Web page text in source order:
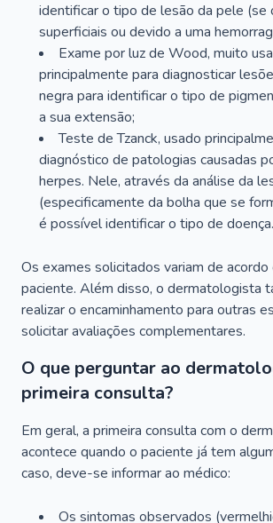
identificar o tipo de lesão da pele (se
superficiais ou devido a uma
Exame por luz de Wood, muito
principalmente para diagnosticar
negra para identificar o tipo de
a sua extensão;
Teste de Tzanck, usado
diagnóstico de patologias causadas
herpes. Nele, através da análise da
(especificamente da bolha que se
é possível identificar o tipo de doença.
Os exames solicitados variam de acordo
paciente. Além disso, o dermatologista
realizar o encaminhamento para outras
solicitar avaliações complementares.
O que perguntar ao
primeira consulta?
Em geral, a primeira consulta com o
acontece quando o paciente já tem
caso, deve-se informar ao médico:
Os sintomas observados